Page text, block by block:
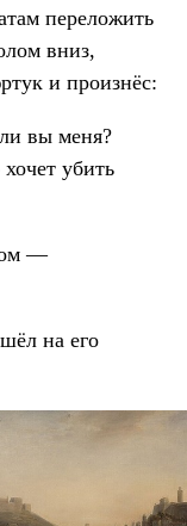
переложить
вниз,
и произнёс:
вы меня?
убить
—
на его